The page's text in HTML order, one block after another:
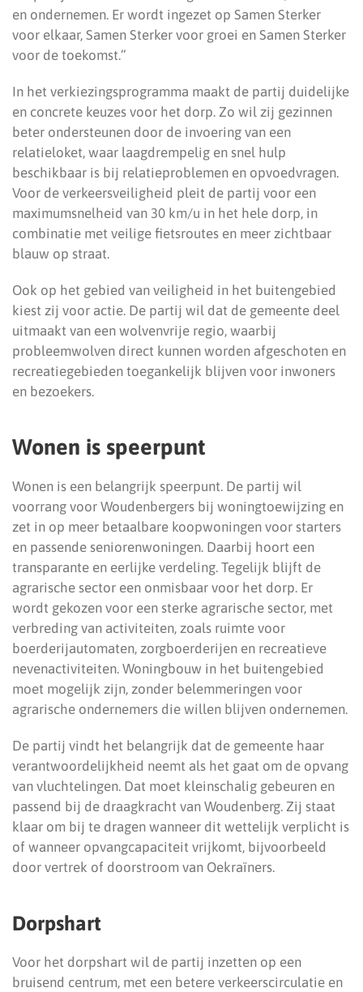
en ondernemen. Er wordt ingezet op Samen Sterker
voor elkaar, Samen Sterker voor groei en Samen Sterker
voor de toekomst.”
In het verkiezingsprogramma maakt de partij duidelijke
en concrete keuzes voor het dorp. Zo wil zij gezinnen
beter ondersteunen door de invoering van een
relatieloket, waar laagdrempelig en snel hulp
beschikbaar is bij relatieproblemen en opvoedvragen.
Voor de verkeersveiligheid pleit de partij voor een
maximumsnelheid van 30 km/u in het hele dorp, in
combinatie met veilige fietsroutes en meer zichtbaar
blauw op straat.
Ook op het gebied van veiligheid in het buitengebied
kiest zij voor actie. De partij wil dat de gemeente deel
uitmaakt van een wolvenvrije regio, waarbij
probleemwolven direct kunnen worden afgeschoten en
recreatiegebieden toegankelijk blijven voor inwoners
en bezoekers.
Wonen is speerpunt
Wonen is een belangrijk speerpunt. De partij wil
voorrang voor Woudenbergers bij woningtoewijzing en
zet in op meer betaalbare koopwoningen voor starters
en passende seniorenwoningen. Daarbij hoort een
transparante en eerlijke verdeling. Tegelijk blijft de
agrarische sector een onmisbaar voor het dorp. Er
wordt gekozen voor een sterke agrarische sector, met
verbreding van activiteiten, zoals ruimte voor
boerderijautomaten, zorgboerderijen en recreatieve
nevenactiviteiten. Woningbouw in het buitengebied
moet mogelijk zijn, zonder belemmeringen voor
agrarische ondernemers die willen blijven ondernemen.
De partij vindt het belangrijk dat de gemeente haar
verantwoordelijkheid neemt als het gaat om de opvang
van vluchtelingen. Dat moet kleinschalig gebeuren en
passend bij de draagkracht van Woudenberg. Zij staat
klaar om bij te dragen wanneer dit wettelijk verplicht is
of wanneer opvangcapaciteit vrijkomt, bijvoorbeeld
door vertrek of doorstroom van Oekraïners.
Dorpshart
Voor het dorpshart wil de partij inzetten op een
bruisend centrum, met een betere verkeerscirculatie en